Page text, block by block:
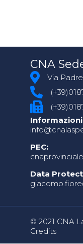
CNA
Via
PEC:
Data
© 2021 CNA
Credits